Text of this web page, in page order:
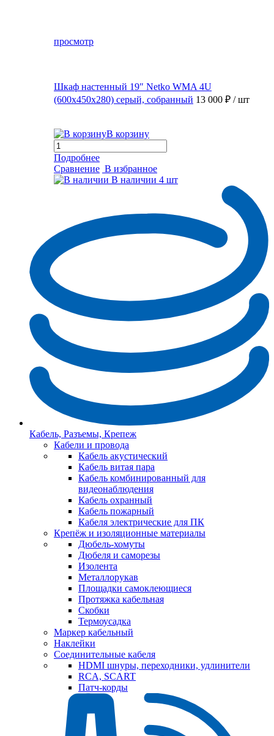
просмотр
Шкаф настенный 19″ Netko WMA 4U
(600x450x280) серый, собранный 13 000 ₽ / шт
В корзину
Подробнее
Сравнение В избранное
В наличии 4 шт
Кабель, Разъемы, Крепеж
Кабели и провода
Кабель акустический
Кабель витая пара
Кабель комбинированный для
видеонаблюдения
Кабель охранный
Кабель пожарный
Кабеля электрические для ПК
Крепёж и изоляционные материалы
Дюбель-хомуты
Дюбеля и саморезы
Изолента
Металлорукав
Площадки самоклеющиеся
Протяжка кабельная
Скобки
Термоусадка
Маркер кабельный
Наклейки
Соединительные кабеля
HDMI шнуры, переходники, удлинители
RCA, SCART
Патч-корды